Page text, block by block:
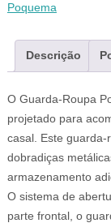
Poquema
Descrição
O Guarda-Roupa
projetado para
casal. Este
dobradiças
armazenamento
O sistema de
parte frontal, o